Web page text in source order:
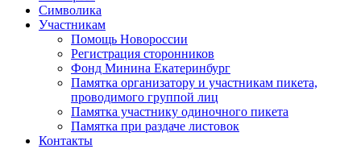
Символика
Участникам
Помощь Новороссии
Регистрация сторонников
Фонд Минина Екатеринбург
Памятка организатору и участникам пикета,
проводимого группой лиц
Памятка участнику одиночного пикета
Памятка при раздаче листовок
Контакты